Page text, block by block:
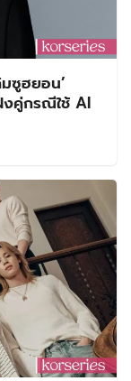
ซูฮยอน’
งคู่กรณีใช้ AI